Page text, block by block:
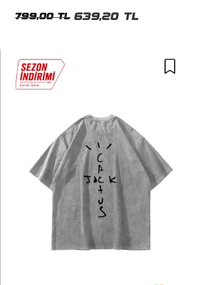
799,00 TL 639,20 TL